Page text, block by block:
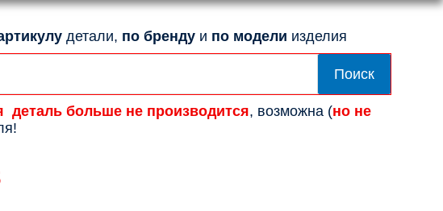
детали, по бренду и по модели изделия
Поиск
деталь больше не производится, возможна (но не